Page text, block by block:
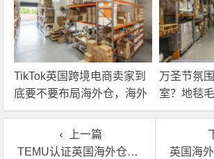
TikTok英国跨境电商卖家到
底要不要布局海外仓，海外
仓优势分析！
万圣节氛
室？地毯
海外仓服
上一篇
TEMU认证英国海外仓一件代发流程
英国海外仓的服